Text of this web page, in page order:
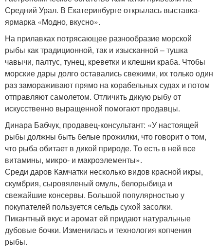
Средний Урал. В Екатеринбурге открылась выставка-
ярмарка «Модно, вкусно».
На прилавках потрясающее разнообразие морской
рыбы как традиционной, так и изысканной – тушка
чавычи, палтус, тунец, креветки и клешни краба. Чтобы
морские дары долго оставались свежими, их только один
раз замораживают прямо на корабельных судах и потом
отправляют самолетом. Отличить дикую рыбу от
искусственно выращенной помогают продавцы.
Динара Бабчук, продавец-консультант: «У настоящей
рыбы должны быть белые прожилки, что говорит о том,
что рыба обитает в дикой природе. То есть в ней все
витамины, микро- и макроэлементы».
Среди даров Камчатки несколько видов красной икры,
скумбрия, сыровяленый омуль, белорыбица и
свежайшие консервы. Большой популярностью у
покупателей пользуется сельдь сухой засолки.
Пикантный вкус и аромат ей придают натуральные
дубовые бочки. Изменилась и технология копчения
рыбы.